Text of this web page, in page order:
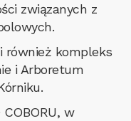
związanych z
również kompleks
i Arboretum
w